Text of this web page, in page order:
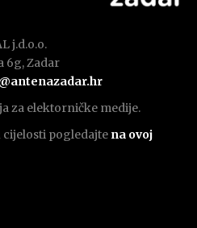
j.d.o.o.
6g, Zadar
za elektorničke medije.
pogledajte na ovoj